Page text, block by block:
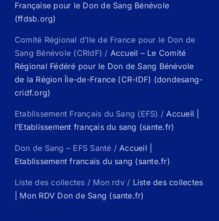
Française pour le Don de Sang Bénévole
(ffdsb.org)
Comité Régional d’Ile de France pour le Don de
Sang Bénévole (CRIdF) / Accueil – Le Comité
Régional Fédéré pour le Don de Sang Bénévole
de la Région Île-de-France (CR-IDF) (dondesang-
cridf.org)
Etablissement Français du Sang (EFS) /Accueil |
l’Etablissement français du sang (sante.fr)
Don de Sang – EFS Santé /Accueil |
Etablissement francais du sang (sante.fr)
Liste des collectes / Mon rdv / Liste des collectes
| Mon RDV Don de Sang (sante.fr)